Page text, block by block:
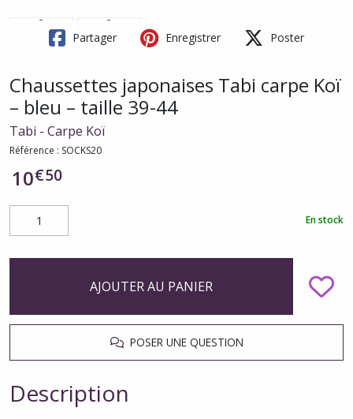
Partager Enregistrer Poster
Chaussettes japonaises Tabi carpe Koï
– bleu – taille 39-44
Tabi - Carpe Koï
Référence : SOCKS20
10€50
En stock
AJOUTER AU PANIER
POSER UNE QUESTION
Description